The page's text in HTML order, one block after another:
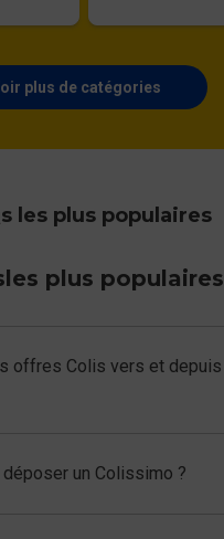
plus de catégories
les plus populaires
les plus populaires
offres Colis vers et depuis
un Colissimo ?